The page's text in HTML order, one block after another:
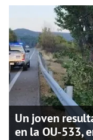
Un joven
en la OU-533,